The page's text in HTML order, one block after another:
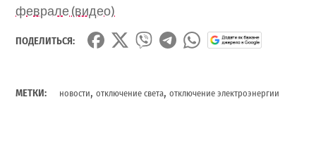
феврале (видео)
ПОДЕЛИТЬСЯ:
МЕТКИ: новости,отключение света,отключение электроэнергии